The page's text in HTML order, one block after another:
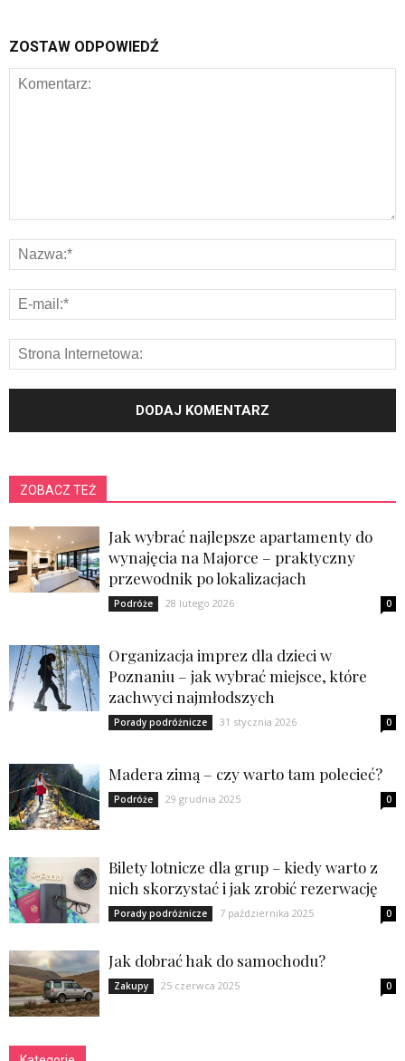
ZOSTAW ODPOWIEDŹ
ZOBACZ TEŻ
Jak wybrać najlepsze apartamenty do
wynajęcia na Majorce – praktyczny
przewodnik po lokalizacjach
Podróże 28 lutego 2026 0
Organizacja imprez dla dzieci w
Poznaniu – jak wybrać miejsce, które
zachwyci najmłodszych
Porady podróżnicze 31 stycznia 2026 0
Madera zimą – czy warto tam polecieć?
Podróże 29 grudnia 2025 0
Bilety lotnicze dla grup – kiedy warto z
nich skorzystać i jak zrobić rezerwację
Porady podróżnicze 7 października 2025 0
Jak dobrać hak do samochodu?
Zakupy 25 czerwca 2025 0